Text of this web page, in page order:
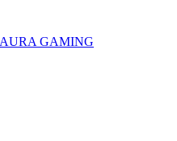
AURA GAMING